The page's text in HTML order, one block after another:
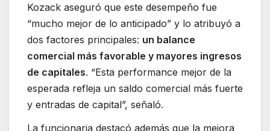
Kozack aseguró que este desempeño fue
“mucho mejor de lo anticipado” y lo atribuyó a
dos factores principales: un balance
comercial más favorable y mayores ingresos
de capitales. “Esta performance mejor de la
esperada refleja un saldo comercial más fuerte
y entradas de capital”, señaló.
La funcionaria destacó además que la mejora